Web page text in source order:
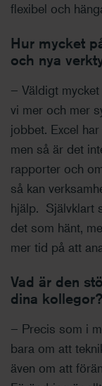
flexibel och
Hur mycket
och nya
– Väldigt
vi mer och mer
jobbet. Excel
men så är det
rapporter och
så kan
hjälp. Självklart
det som hänt,
mer tid på att
Vad är den
dina kollegor?
– Precis som i
bara om att
även om att